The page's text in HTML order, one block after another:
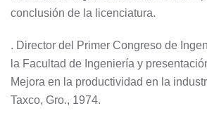
conclusión de la licenciatura.
. Director del Primer Congreso de
la Facultad de Ingeniería y
Mejora en la productividad en la
Taxco, Gro., 1974.